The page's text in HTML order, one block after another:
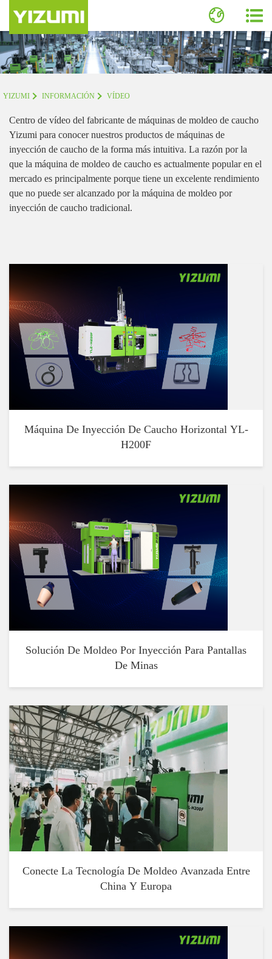
YIZUMI INFORMACIÓN VÍDEO
Centro de vídeo del fabricante de máquinas de moldeo de caucho
Yizumi para conocer nuestros productos de máquinas de
inyección de caucho de la forma más intuitiva. La razón por la
que la máquina de moldeo de caucho es actualmente popular en el
mercado es principalmente porque tiene un excelente rendimiento
que no puede ser alcanzado por la máquina de moldeo por
inyección de caucho tradicional.
Máquina De Inyección De Caucho Horizontal YL-
H200F
Solución De Moldeo Por Inyección Para Pantallas
De Minas
Conecte La Tecnología De Moldeo Avanzada Entre
China Y Europa